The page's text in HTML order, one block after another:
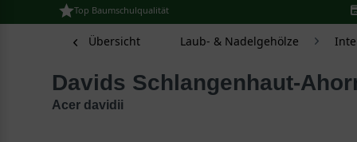
Top Baumschulqualität
Übersicht Laub- & Nadelgehölze
Davids Schlangenhaut-
Acer davidii